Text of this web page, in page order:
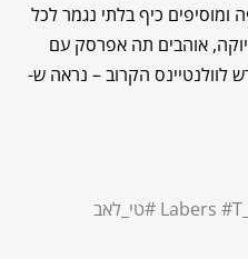
כיף בלתי נגמר לכל
אוהבים תה אפרסק עם
לוולנטיינס הקרוב – נראה ש-
#טי_לאב